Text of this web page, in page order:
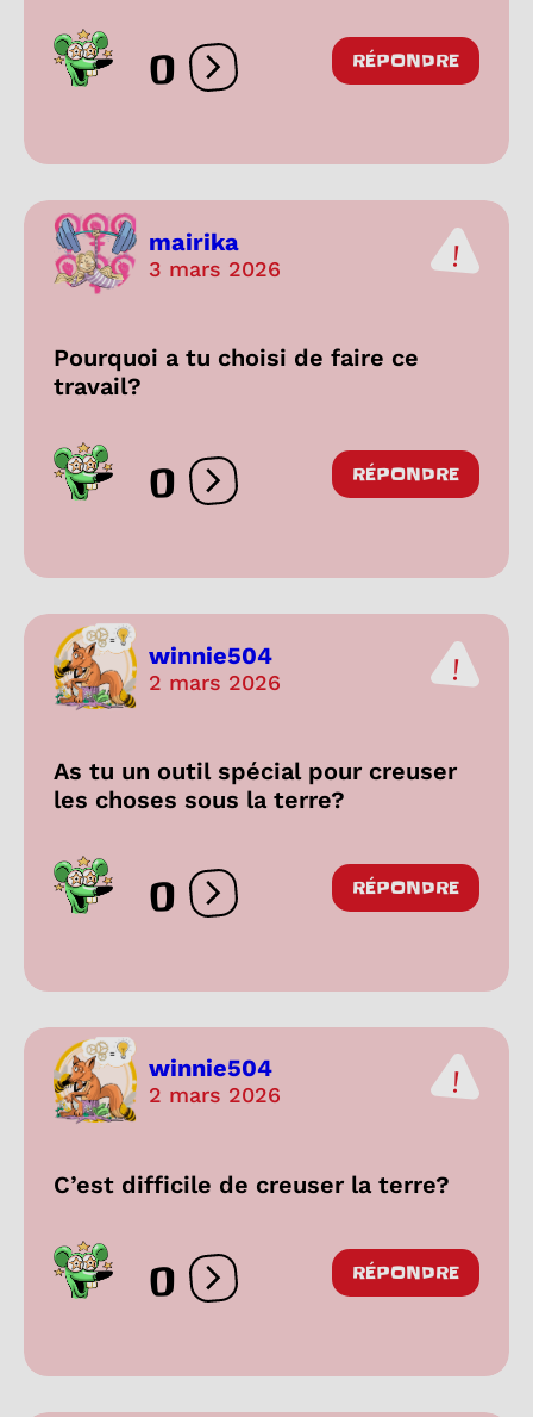
0 Ouvrir les réactions
RÉPONDRE
mairika
3 mars 2026
Pourquoi a tu choisi de faire ce
travail?
0 Ouvrir les réactions
RÉPONDRE
winnie504
2 mars 2026
As tu un outil spécial pour creuser
les choses sous la terre?
0 Ouvrir les réactions
RÉPONDRE
winnie504
2 mars 2026
C’est difficile de creuser la terre?
0 Ouvrir les réactions
RÉPONDRE